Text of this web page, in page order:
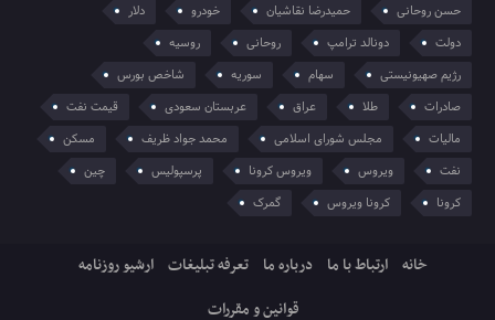
حسن روحانی
حمیدرضا نقاشیان خودرو
دلار
دولت
دونالد ترامپ روحانی
روسیه
رژیم صهیونیستی
سهام سوریه
شاخص بورس
صادرات
طلا عراق عربستان سعودی
قیمت نفت
مالیات
مجلس شورای اسلامی محمد جواد ظریف
مسکن
نفت
ویروس ویروس کرونا پرسپولیس
چین
کرونا
کرونا ویروس گمرک
خانه ارتباط با ما درباره ما تعرفه تبلیغات ارشیو روزنامه
قوانین و مقررات